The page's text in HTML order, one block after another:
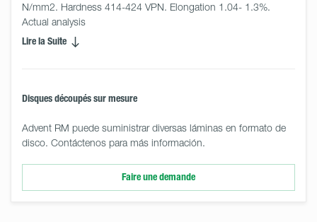
N/mm2. Hardness 414-424 VPN. Elongation 1.04- 1.3%.
Actual analysis
Lire la Suite
Disques découpés sur mesure
Advent RM puede suministrar diversas láminas en formato de
disco. Contáctenos para más información.
Faire une demande